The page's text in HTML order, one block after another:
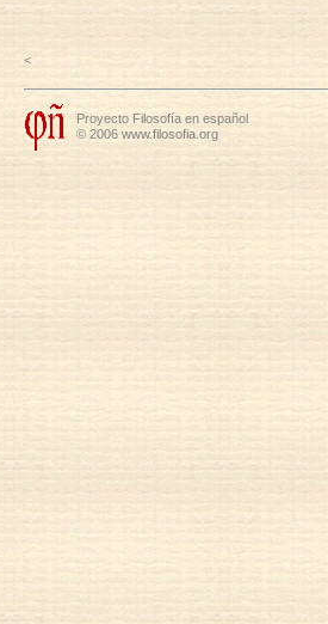
<
Proyecto Filosofía en español
© 2006 www.filosofia.org